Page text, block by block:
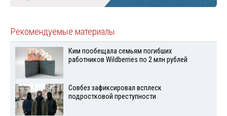
Рекомендуемые материалы
Ким пообещала семьям погибших
работников Wildberries по 2 млн рублей
Совбез зафиксировал всплеск
подростковой преступности